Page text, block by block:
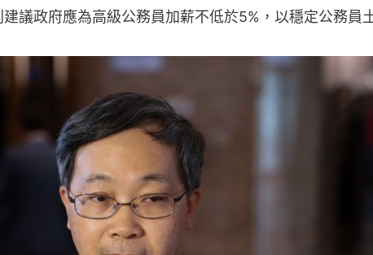
議政府應為高級公務員加薪不低於5%，以穩定公務員